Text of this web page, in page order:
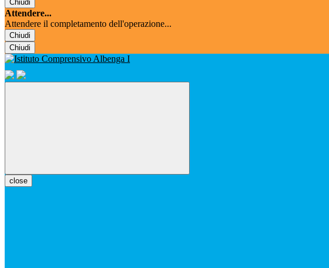
Chiudi
Attendere...
Attendere il completamento dell'operazione...
Chiudi
Chiudi
close